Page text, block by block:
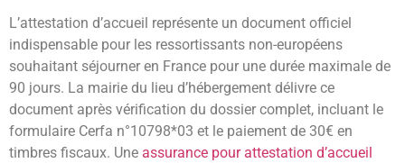
L’attestation d’accueil représente un document officiel
indispensable pour les ressortissants non-européens
souhaitant séjourner en France pour une durée maximale de
90 jours. La mairie du lieu d’hébergement délivre ce
document après vérification du dossier complet, incluant le
formulaire Cerfa n°10798*03 et le paiement de 30€ en
timbres fiscaux. Une assurance pour attestation d’accueil